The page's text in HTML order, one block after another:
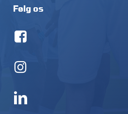
Følg os